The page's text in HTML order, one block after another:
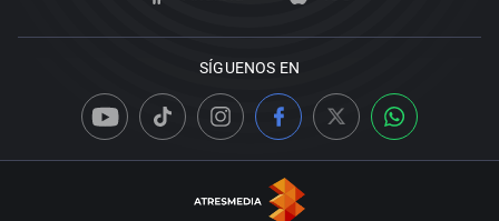
SÍGUENOS EN